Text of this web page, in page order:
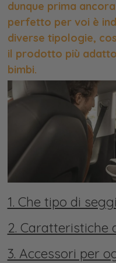
dunque prima
perfetto per voi è
diverse tipologie,
il prodotto più
bimbi.
1. Che tipo di
2. Caratteristiche
3. Accessori per